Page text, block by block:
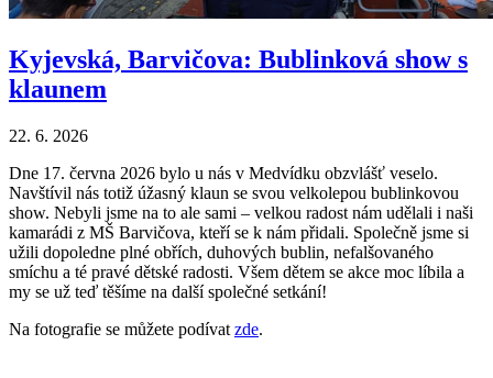
Kyjevská, Barvičova: Bublinková show s
klaunem
22. 6. 2026
Dne 17. června 2026 bylo u nás v Medvídku obzvlášť veselo.
Navštívil nás totiž úžasný klaun se svou velkolepou bublinkovou
show. Nebyli jsme na to ale sami – velkou radost nám udělali i naši
kamarádi z MŠ Barvičova, kteří se k nám přidali. Společně jsme si
užili dopoledne plné obřích, duhových bublin, nefalšovaného
smíchu a té pravé dětské radosti. Všem dětem se akce moc líbila a
my se už teď těšíme na další společné setkání!
Na fotografie se můžete podívat zde.